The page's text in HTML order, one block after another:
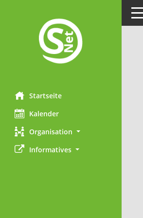
Startseite
Kalender
Organisation
Informatives